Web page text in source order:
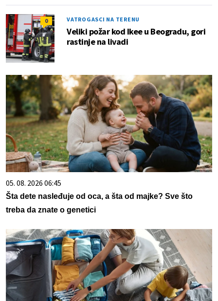
0 VATROGASCI NA TERENU
Veliki požar kod Ikee u Beogradu, gori
rastinje na livadi
05. 08. 2026 06:45
Šta dete nasleđuje od oca, a šta od majke? Sve što
treba da znate o genetici